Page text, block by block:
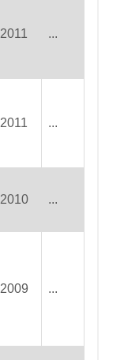
2011 ...
2011 ...
2010 ...
2009 ...